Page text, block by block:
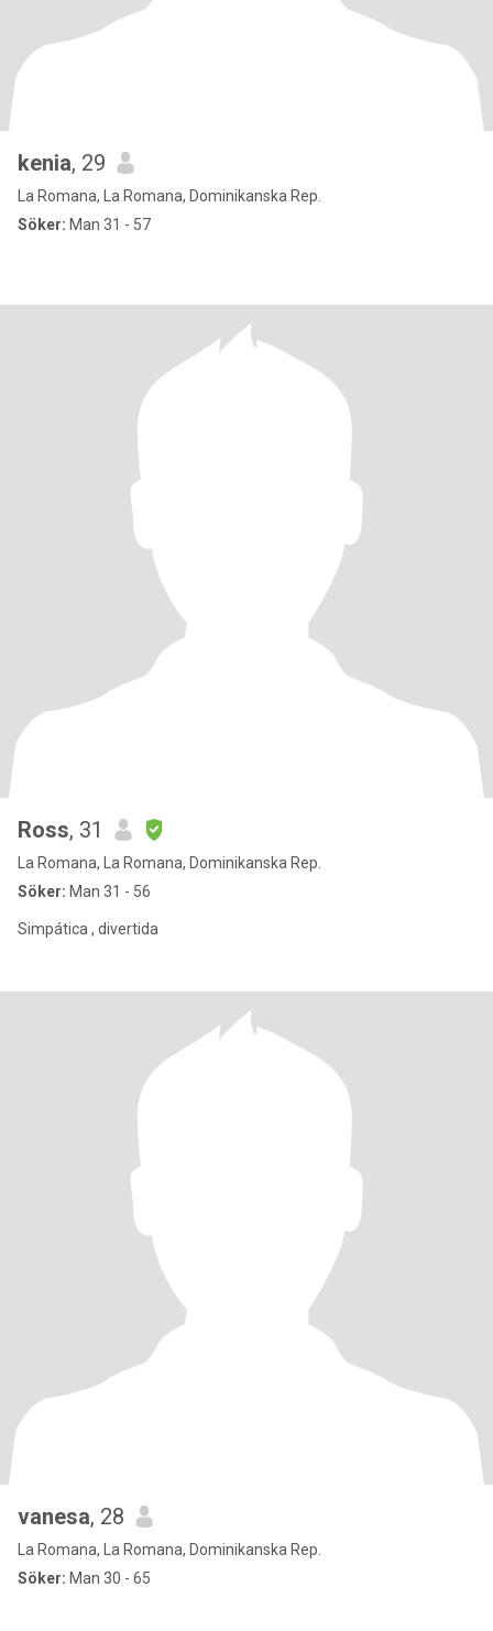
kenia, 29
La Romana, La Romana, Dominikanska Rep.
Söker: Man 31 - 57
Ross, 31
La Romana, La Romana, Dominikanska Rep.
Söker: Man 31 - 56
Simpática , divertida
vanesa, 28
La Romana, La Romana, Dominikanska Rep.
Söker: Man 30 - 65